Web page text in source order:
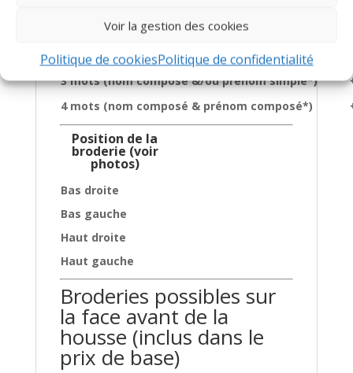
Voir la gestion des cookies
Politique de cookiesPolitique de confidentialité
1 mot (nom ou prénom simple*)
2 mots (nom ou prénom composé*)
3 mots (nom composé &/ou prénom simple*)
4 mots (nom composé & prénom composé*)
Position de la
broderie (voir
photos)
Bas droite
Bas gauche
Haut droite
Haut gauche
Broderies possibles sur
la face avant de la
housse (inclus dans le
prix de base)